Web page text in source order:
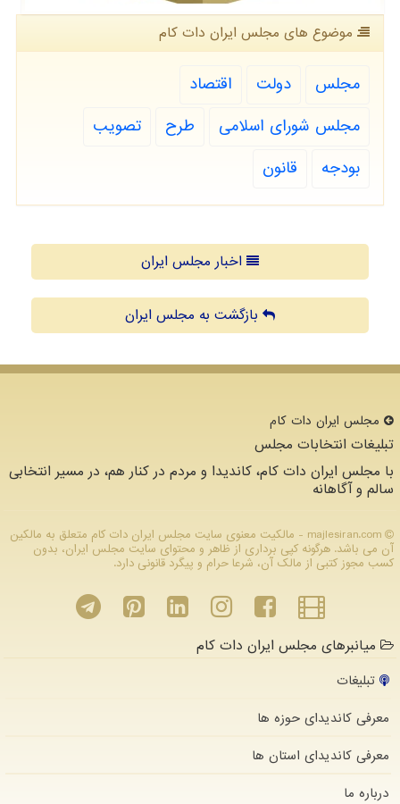
موضوع های مجلس ایران دات كام
مجلس دولت
اقتصاد
مجلس شورای اسلامی
طرح
تصویب
بودجه
قانون
اخبار مجلس ایران
بازگشت به مجلس ایران
مجلس ایران دات كام
تبلیغات انتخابات مجلس
با مجلس ایران دات کام، کاندیدا و مردم در کنار هم، در مسیر انتخابی
سالم و آگاهانه
majlesiran.com - مالکیت معنوی سایت مجلس ایران دات كام متعلق به مالکین
آن می باشد. هرگونه کپی برداری از ظاهر و محتوای سایت مجلس ایران، بدون
کسب مجوز کتبی از مالک آن، شرعا حرام و پیگرد قانونی دارد.
میانبرهای مجلس ایران دات کام
تبلیغات
معرفی کاندیدای حوزه ها
معرفی کاندیدای استان ها
درباره ما